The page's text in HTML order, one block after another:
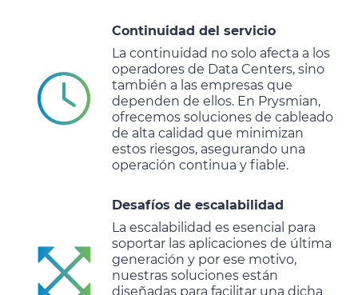
Continuidad del servicio
La continuidad no solo afecta a los
operadores de Data Centers, sino
también a las empresas que
dependen de ellos. En Prysmian,
ofrecemos soluciones de cableado
de alta calidad que minimizan
estos riesgos, asegurando una
operación continua y fiable.
Desafíos de escalabilidad
La escalabilidad es esencial para
soportar las aplicaciones de última
generación y por ese motivo,
nuestras soluciones están
diseñadas para facilitar una dicha